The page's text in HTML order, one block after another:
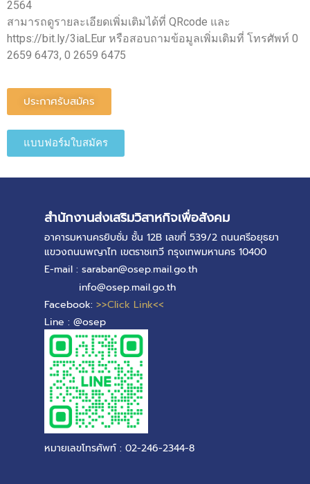
2564
สามารถดูรายละเอียดเพิ่มเติมได้ที่ QRcode และ
https://bit.ly/3iaLEur หรือสอบถามข้อมูลเพิ่มเติมที่ โทรศัพท์ 0
2659 6473, 0 2659 6475
ประกาศรับสมัคร
แบบฟอร์มใบสมัคร
สำนักงานส่งเสริมวิสาหกิจเพื่อสังคม
อาคารมหานครยิบซั่ม ชั้น 12B เลขที่ 539/2 ถนนศรีอยุธยา
แขวงถนนพญาไท เขตราชเทวี กรุงเทพมหานคร 10400
E-mail : saraban@osep.mail.go.th
info@osep.mail.go.th
Facebook: >>Click Link<<
Line : @osep
หมายเลขโทรศัพท์ : 02-246-2344-8